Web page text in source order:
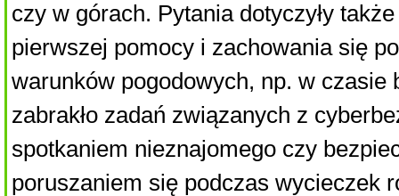
czy w górach. Pytania dotyczyły
pierwszej pomocy i zachowania się
warunków pogodowych, np. w czasie
zabrakło zadań związanych z
spotkaniem nieznajomego czy
poruszaniem się podczas wycieczek